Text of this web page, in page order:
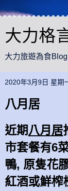
大力格
大力旅遊為食Blog
2020年3月9日 星期
八月居
近期八月居
市套餐有6
鴨, 原隻花
紅酒或鮮榨